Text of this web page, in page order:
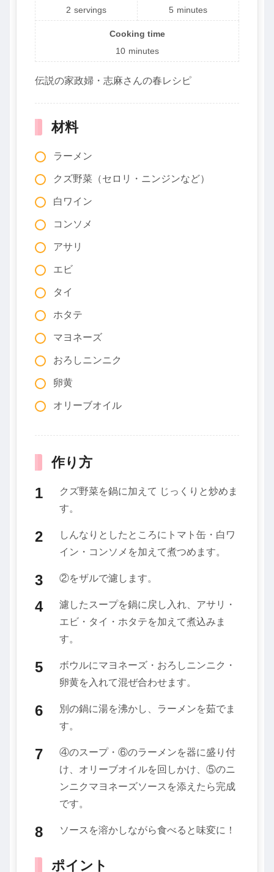
2 servings
5 minutes
Cooking time
10 minutes
伝説の家政婦・志麻さんの春レシピ
材料
ラーメン
クズ野菜（セロリ・ニンジンなど）
白ワイン
コンソメ
アサリ
エビ
タイ
ホタテ
マヨネーズ
おろしニンニク
卵黄
オリーブオイル
作り方
クズ野菜を鍋に加えて じっくりと炒めま
す。
しんなりとしたところにトマト缶・白ワ
イン・コンソメを加えて煮つめます。
②をザルで濾します。
濾したスープを鍋に戻し入れ、アサリ・
エビ・タイ・ホタテを加えて煮込みま
す。
ボウルにマヨネーズ・おろしニンニク・
卵黄を入れて混ぜ合わせます。
別の鍋に湯を沸かし、ラーメンを茹でま
す。
④のスープ・⑥のラーメンを器に盛り付
け、オリーブオイルを回しかけ、⑤のニ
ンニクマヨネーズソースを添えたら完成
です。
ソースを溶かしながら食べると味変に！
ポイント